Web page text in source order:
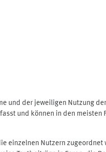
und der jeweiligen Nutzung
und können in den meisten
einzelnen Nutzern